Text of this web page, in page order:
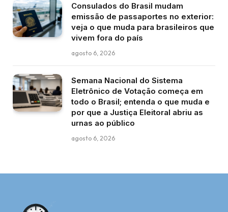
Consulados do Brasil mudam
emissão de passaportes no exterior:
veja o que muda para brasileiros que
vivem fora do país
agosto 6, 2026
Semana Nacional do Sistema
Eletrônico de Votação começa em
todo o Brasil; entenda o que muda e
por que a Justiça Eleitoral abriu as
urnas ao público
agosto 6, 2026